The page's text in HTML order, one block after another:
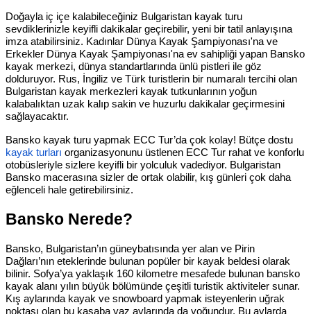
Doğayla iç içe kalabileceğiniz Bulgaristan kayak turu
sevdiklerinizle keyifli dakikalar geçirebilir, yeni bir tatil anlayışına
imza atabilirsiniz. Kadınlar Dünya Kayak Şampiyonası'na ve
Erkekler Dünya Kayak Şampiyonası'na ev sahipliği yapan Bansko
kayak merkezi, dünya standartlarında ünlü pistleri ile göz
dolduruyor. Rus, İngiliz ve Türk turistlerin bir numaralı tercihi olan
Bulgaristan kayak merkezleri kayak tutkunlarının yoğun
kalabalıktan uzak kalıp sakin ve huzurlu dakikalar geçirmesini
sağlayacaktır.
Bansko kayak turu yapmak ECC Tur’da çok kolay! Bütçe dostu
kayak turları organizasyonunu üstlenen ECC Tur rahat ve konforlu
otobüsleriyle sizlere keyifli bir yolculuk vadediyor. Bulgaristan
Bansko macerasına sizler de ortak olabilir, kış günleri çok daha
eğlenceli hale getirebilirsiniz.
Bansko Nerede?
Bansko, Bulgaristan’ın güneybatısında yer alan ve Pirin
Dağları’nın eteklerinde bulunan popüler bir kayak beldesi olarak
bilinir. Sofya’ya yaklaşık 160 kilometre mesafede bulunan bansko
kayak alanı yılın büyük bölümünde çeşitli turistik aktiviteler sunar.
Kış aylarında kayak ve snowboard yapmak isteyenlerin uğrak
noktası olan bu kasaba yaz aylarında da yoğundur. Bu aylarda